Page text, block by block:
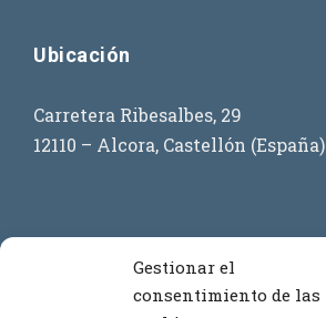
Gestionar el
consentimiento de las
Ubicación
Carretera Ribesalbes, 29
12110 – Alcora, Castellón (España)